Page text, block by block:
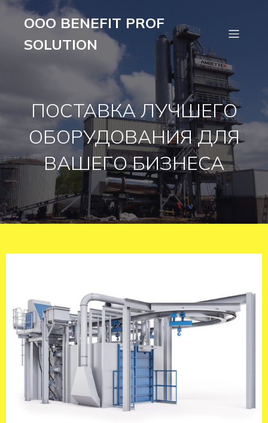
OOO BENEFIT PROF
SOLUTION
ПОСТАВКА ЛУЧШЕГО
ОБОРУДОВАНИЯ ДЛЯ
ВАШЕГО БИЗНЕСА